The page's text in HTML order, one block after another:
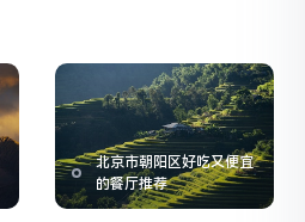
北京市朝阳区好吃又便宜
的餐厅推荐